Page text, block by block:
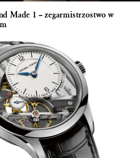
Made 1 – zegarmistrzostwo w